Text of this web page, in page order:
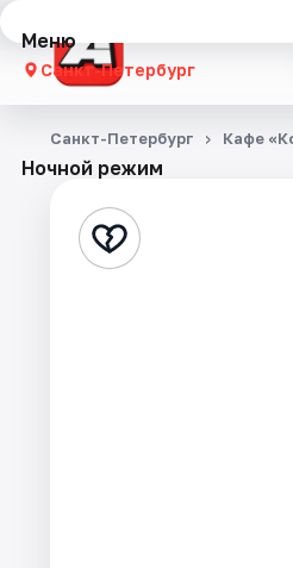
Меню
Санкт-Петербург
Концерты
Стендап
Ночной режим
Санкт-Петербург Кафе